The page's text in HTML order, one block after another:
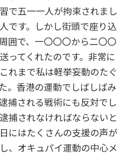
で五一一人が拘束されまし
です。しかし街頭で座り込
囲で、一〇〇〇から二〇〇
ってくれたのです。非常に
れまで私は軽挙妄動のたぐ
。香港の運動でしばしばみ
捕される戦術にも反対でし
捕されなければならないと
にはたくさんの支援の声が
、オキュパイ運動の中心メ